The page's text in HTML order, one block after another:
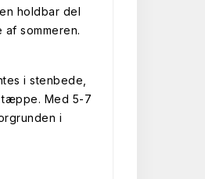
holdbar del
sommeren.
i stenbede,
Med 5-7
i